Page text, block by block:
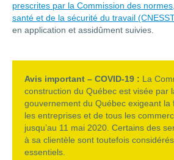
prescrites par la Commission des
santé et de la sécurité du travail
en application et assidûment suivies.
Avis important – COVID-19 : La
construction du Québec est visée par
gouvernement du Québec exigeant la
les entreprises et de tous les
jusqu’au 11 mai 2020. Certains des
à sa clientèle sont toutefois
essentiels.